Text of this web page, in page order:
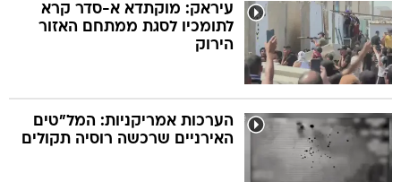
עיראק: מוקתדא א-סדר קרא
לתומכיו לסגת ממתחם האזור
הירוק
הערכות אמריקניות: המל"טים
האירניים שרכשה רוסיה תקולים